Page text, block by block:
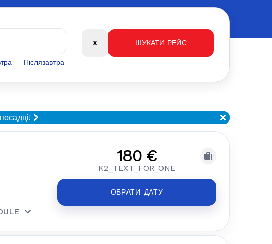
Післязавтра
180 €
K2_TEXT_FOR_ONE
ОБРАТИ ДАТУ